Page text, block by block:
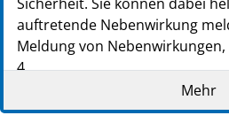
Sicherheit. Sie können dabei
auftretende Nebenwirkung
Meldung von
4.
Lesen Sie die gesamte
durch, bevor Sie mit dem
Mehr